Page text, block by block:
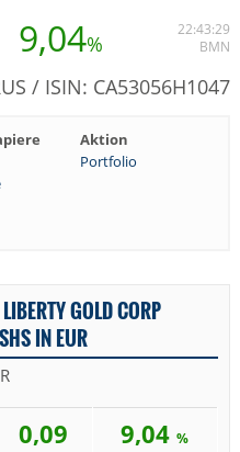
9,04%
22:43:29
BMN
/ ISIN: CA53056H1047
Aktion
Portfolio
GOLD CORP
IN EUR
0,09 9,04%